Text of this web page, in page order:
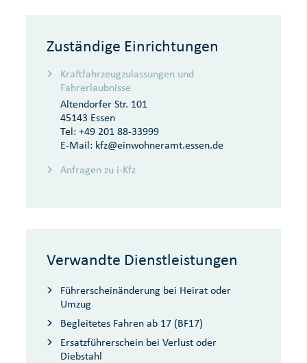
Zuständige Einrichtungen
Kraftfahrzeugzulassungen und
Fahrerlaubnisse
Altendorfer Str. 101
45143 Essen
Tel: +49 201 88-33999
E-Mail: kfz@einwohneramt.essen.de
Anfragen zu i-Kfz
Verwandte Dienstleistungen
Führerscheinänderung bei Heirat oder
Umzug
Begleitetes Fahren ab 17 (BF17)
Ersatzführerschein bei Verlust oder
Diebstahl